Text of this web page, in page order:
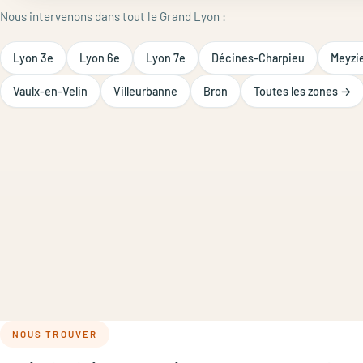
Nous intervenons dans tout le Grand Lyon :
Lyon 3e Lyon 6e Lyon 7e Décines-Charpieu
Vaulx-en-Velin Villeurbanne Bron Toutes les zones →
NOUS TROUVER